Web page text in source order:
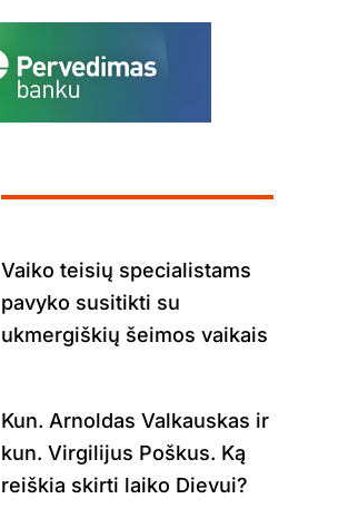
Vaiko teisių specialistams
pavyko susitikti su
ukmergiškių šeimos vaikais
Kun. Arnoldas Valkauskas ir
kun. Virgilijus Poškus. Ką
reiškia skirti laiko Dievui?